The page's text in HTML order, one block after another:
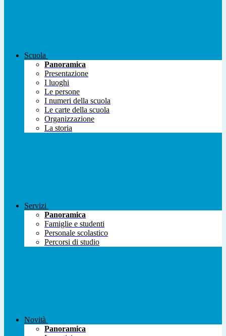
Scuola
Panoramica
Presentazione
I luoghi
Le persone
I numeri della scuola
Le carte della scuola
Organizzazione
La storia
Servizi
Panoramica
Famiglie e studenti
Personale scolastico
Percorsi di studio
Novità
Panoramica